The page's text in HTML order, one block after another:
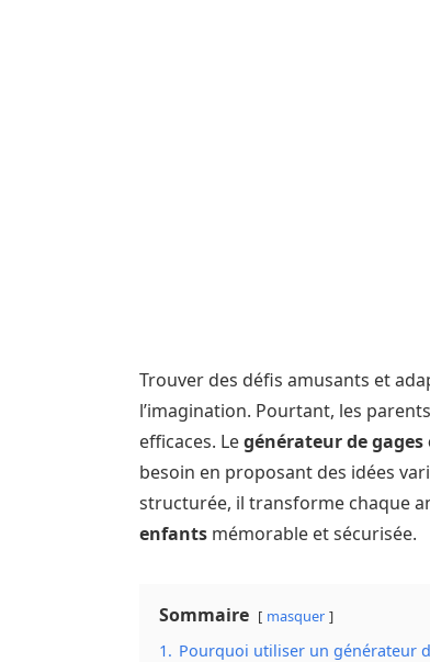
Trouver des défis amusants et
l’imagination. Pourtant, les
efficaces. Legénérateur de
besoin en proposant des idées
structurée, il transforme chaque
enfants mémorable et sécurisée.
Sommaire masquer
1. Pourquoi utiliser un générateur